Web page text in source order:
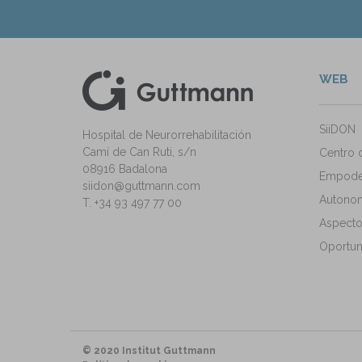
Hospital de Neurorrehabilitación
Camí de Can Ruti, s/n
08916 Badalona
siidon@guttmann.com
T. +34 93 497 77 00
WEB
SiiDON
Centro
© 2020 Institut Guttmann